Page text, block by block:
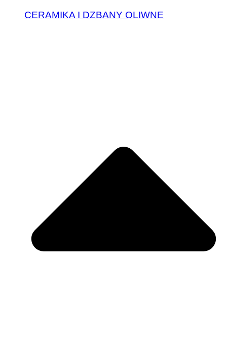
CERAMIKA I DZBANY OLIWNE